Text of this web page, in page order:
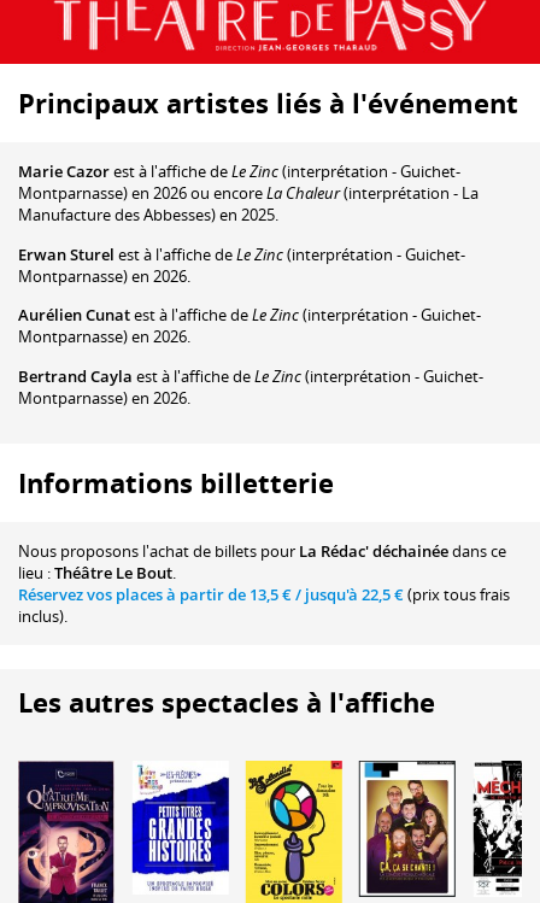
Principaux artistes liés à l'événement
Marie Cazorest à l'affiche deLe Zinc(interprétation - Guichet-
Montparnasse) en 2026 ou encoreLa Chaleur(interprétation - La
Manufacture des Abbesses) en 2025.
Erwan Sturel est à l'affiche deLe Zinc(interprétation - Guichet-
Montparnasse) en 2026.
Aurélien Cunatest à l'affiche deLe Zinc(interprétation - Guichet-
Montparnasse) en 2026.
Bertrand Cayla est à l'affiche deLe Zinc(interprétation - Guichet-
Montparnasse) en 2026.
Informations billetterie
Nous proposons l'achat de billets pour La Rédac' déchainéedans ce
lieu :Théâtre Le Bout.
Réservez vos places à partir de 13,5 €/ jusqu'à 22,5 €(prix tous frais
inclus).
Les autres spectacles à l'affiche